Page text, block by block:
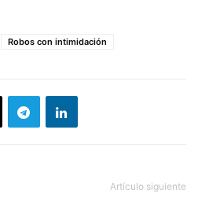
Robos con intimidación
Artículo siguiente